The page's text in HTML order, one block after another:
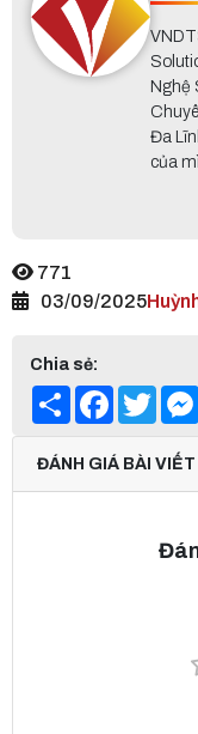
Nghệ
Đa
của
771
03/09/2025
Chia sẻ:
Share Facebook
ĐÁNH GIÁ BÀI VIẾT